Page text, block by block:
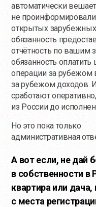
автоматически
не
открытых зарубежных
обязанность
отчётность по вашим
обязанность
операции за рубежом
за рубежом доходов.
сработают
из России до
Но это пока только
административная
А вот если, не дай
в собственности в
квартира или
с места